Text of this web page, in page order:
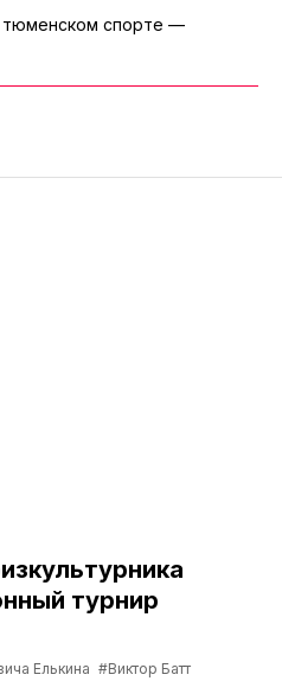
тюменском спорте —
турнир
Елькина #Виктор Батт